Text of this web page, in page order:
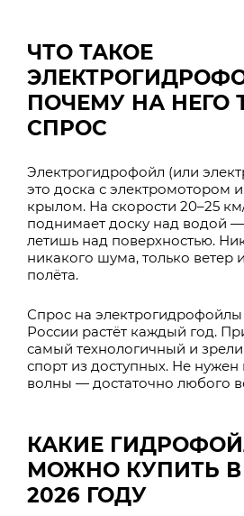
ЧТО ТАКОЕ
ПОЧЕМУ НА НЕГО
СПРОС
Электрогидрофойл (или
это доска с электромотором
крылом. На скорости 20–25
поднимает доску над водой
летишь над поверхностью.
никакого шума, только
полёта.
Спрос на
России растёт каждый год.
самый технологичный и
спорт из доступных. Не
волны — достаточно любого
КАКИЕ
МОЖНО КУПИТЬ
2026 ГОДУ